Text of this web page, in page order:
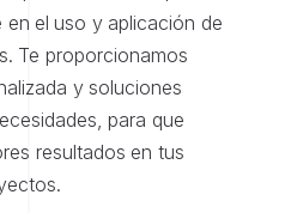
el uso y aplicación de
Te proporcionamos
y soluciones
para que
resultados en tus